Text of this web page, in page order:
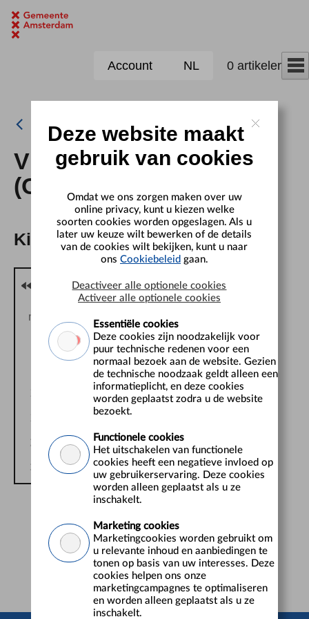
Naar hoofdinhoud
Account NL 0 artikelen
Vleermuizenexcursie
(Onzichtbare Zichtbaar)
Kies een datum
augustus 2026
m w d
1
2
5 6 7 8 9
12 13 14 15
16
19 20
24
25 26 27 28 29
31
Deze website maakt
gebruik van cookies
Omdat we ons zorgen maken over uw
online privacy, kunt u kiezen welke
soorten cookies worden opgeslagen. Als u
later uw keuze wilt bewerken of de details
van de cookies wilt bekijken, kunt u naar
ons Cookiebeleid gaan.
Deactiveer alle optionele cookies
Activeer alle optionele cookies
Essentiële cookies
Deze cookies zijn noodzakelijk voor
puur technische redenen voor een
normaal bezoek aan de website. Gezien
de technische noodzaak geldt alleen een
informatieplicht, en deze cookies
worden geplaatst zodra u de website
bezoekt.
Functionele cookies
Het uitschakelen van functionele
cookies heeft een negatieve invloed op
uw gebruikerservaring. Deze cookies
worden alleen geplaatst als u ze
inschakelt.
Marketing cookies
Marketingcookies worden gebruikt om
u relevante inhoud en aanbiedingen te
tonen op basis van uw interesses. Deze
cookies helpen ons onze
marketingcampagnes te optimaliseren
en worden alleen geplaatst als u ze
inschakelt.